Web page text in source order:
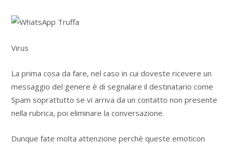
Virus
La prima cosa da fare, nel caso in cui doveste ricevere un
messaggio del genere è di segnalare il destinatario come
Spam soprattutto se vi arriva da un contatto non presente
nella rubrica, poi eliminare la conversazione.
Dunque fate molta attenzione perchè queste emoticon